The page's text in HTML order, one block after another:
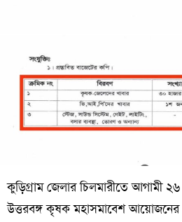
কুড়িগ্রাম জেলার চিলমারীতে আগামী
উত্তরবঙ্গ কৃষক মহাসমাবেশ আয়োজনের